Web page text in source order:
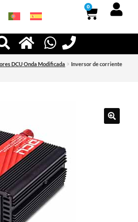
0
DCU Onda Modificada
Inversor de corriente